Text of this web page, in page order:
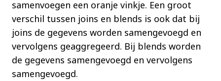
samenvoegen een oranje vinkje. Een groot
verschil tussen joins en blends is ook dat bij
joins de gegevens worden samengevoegd en
vervolgens geaggregeerd. Bij blends worden
de gegevens samengevoegd en vervolgens
samengevoegd.